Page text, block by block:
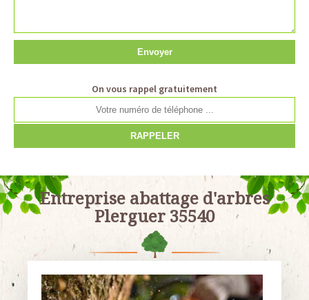
On vous rappel gratuitement
Entreprise abattage d'arbres
Plerguer 35540